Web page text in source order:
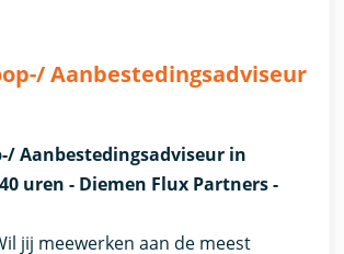
Aanbestedingsadviseur
Aanbestedingsadviseur in
uren - Diemen Flux Partners -
jij meewerken aan de meest